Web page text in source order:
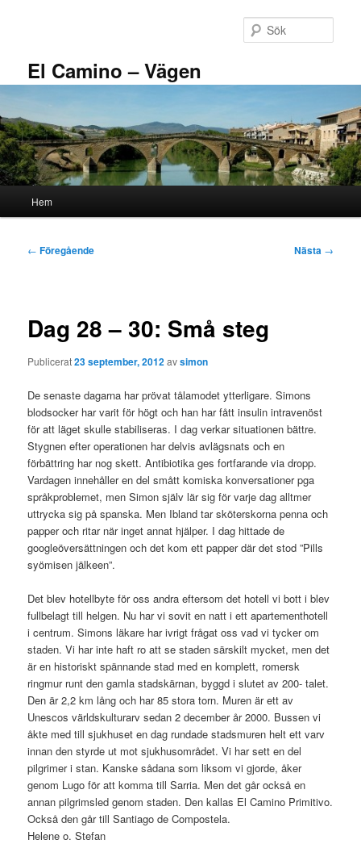
El Camino – Vägen
Hem
Inläggsnavigering
← Föregående Nästa →
Dag 28 – 30: Små steg
Publicerat23 september, 2012avsimon
De senaste dagarna har prövat tålamodet ytterligare. Simons
blodsocker har varit för högt och han har fått insulin intravenöst
för att läget skulle stabiliseras. I dag verkar situationen bättre.
Stygnen efter operationen har delvis avlägsnats och en
förbättring har nog skett. Antibiotika ges fortfarande via dropp.
Vardagen innehåller en del smått komiska konversationer pga
språkproblemet, men Simon själv lär sig för varje dag alltmer
uttrycka sig på spanska. Men Ibland tar sköterskorna penna och
papper och ritar när inget annat hjälper. I dag hittade de
googleöversättningen och det kom ett papper där det stod ”Pills
syömisen jälkeen”.
Det blev hotellbyte för oss andra eftersom det hotell vi bott i blev
fullbelagt till helgen. Nu har vi sovit en natt i ett apartementhotell
i centrum. Simons läkare har ivrigt frågat oss vad vi tycker om
staden. Vi har inte haft ro att se staden särskilt mycket, men det
är en historiskt spännande stad med en komplett, romersk
ringmur runt den gamla stadskärnan, byggd i slutet av 200- talet.
Den är 2,2 km lång och har 85 stora torn. Muren är ett av
Unescos världskulturarv sedan 2 december år 2000. Bussen vi
åkte med till sjukhuset en dag rundade stadsmuren helt ett varv
innan den styrde ut mot sjukhusområdet. Vi har sett en del
pilgrimer i stan. Kanske sådana som liksom vi gjorde, åker
genom Lugo för att komma till Sarria. Men det går också en
annan pilgrimsled genom staden. Den kallas El Camino Primitivo.
Också den går till Santiago de Compostela.
Helene o. Stefan